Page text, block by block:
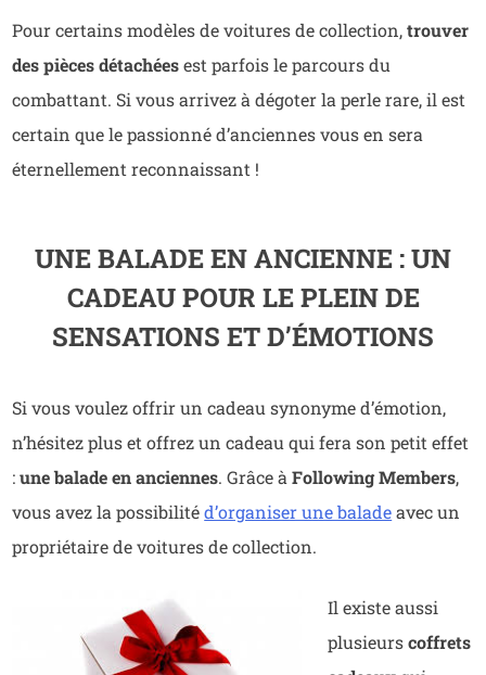
Pour certains modèles de voitures de collection,trouver
des pièces détachéesest parfois le parcours du
combattant. Si vous arrivez à dégoter la perle rare, il est
certain que le passionné d’anciennes vous en sera
éternellement reconnaissant !
UNE BALADE EN ANCIENNE : UN
CADEAU POUR LE PLEIN DE
SENSATIONS ET D’ÉMOTIONS
Si vous voulez offrir un cadeau synonyme d’émotion,
n’hésitez plus et offrez un cadeau qui fera son petit effet
:une balade en anciennes. Grâce àFollowing Members,
vous avez la possibilitéd’organiser une baladeavec un
propriétaire de voitures de collection.
Il existe aussi
plusieurscoffrets